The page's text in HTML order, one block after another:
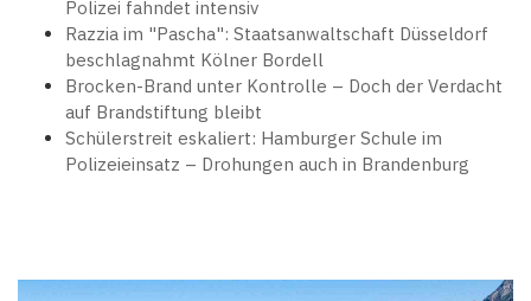
Polizei fahndet intensiv
Razzia im "Pascha": Staatsanwaltschaft Düsseldorf
beschlagnahmt Kölner Bordell
Brocken-Brand unter Kontrolle – Doch der Verdacht
auf Brandstiftung bleibt
Schülerstreit eskaliert: Hamburger Schule im
Polizeieinsatz – Drohungen auch in Brandenburg